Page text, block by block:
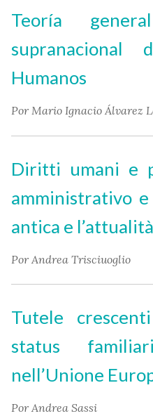
Teoría
supranacional
Humanos
Por Mario Ignacio Álvarez
Diritti umani e
amministrativo
antica e l’attualità
Por Andrea Trisciuoglio
Tutele
status
nell’Unione
Por Andrea Sassi